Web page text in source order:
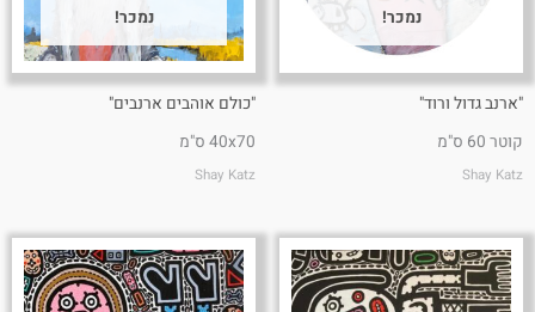
נמכר!
"ארנב גדול ורוד"
קוטר 60 ס"מ
Shay Katz
נמכר!
"כולם אוהבים ארנבים"
40x70 ס"מ
Shay Katz